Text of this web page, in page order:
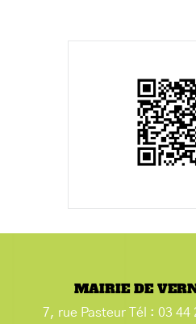
MAIRIE DE
7, rue Pasteur Tél : 03 44